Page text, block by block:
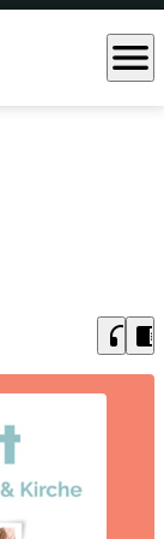
menu
headphones chrome_reader_mode